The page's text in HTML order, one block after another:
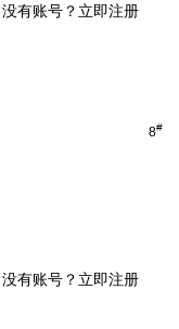
有账号？ 立即注册
8#
有账号？ 立即注册